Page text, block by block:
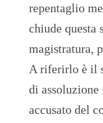
repentaglio
chiude questa
magistratura,
A riferirlo è il
di
accusato del